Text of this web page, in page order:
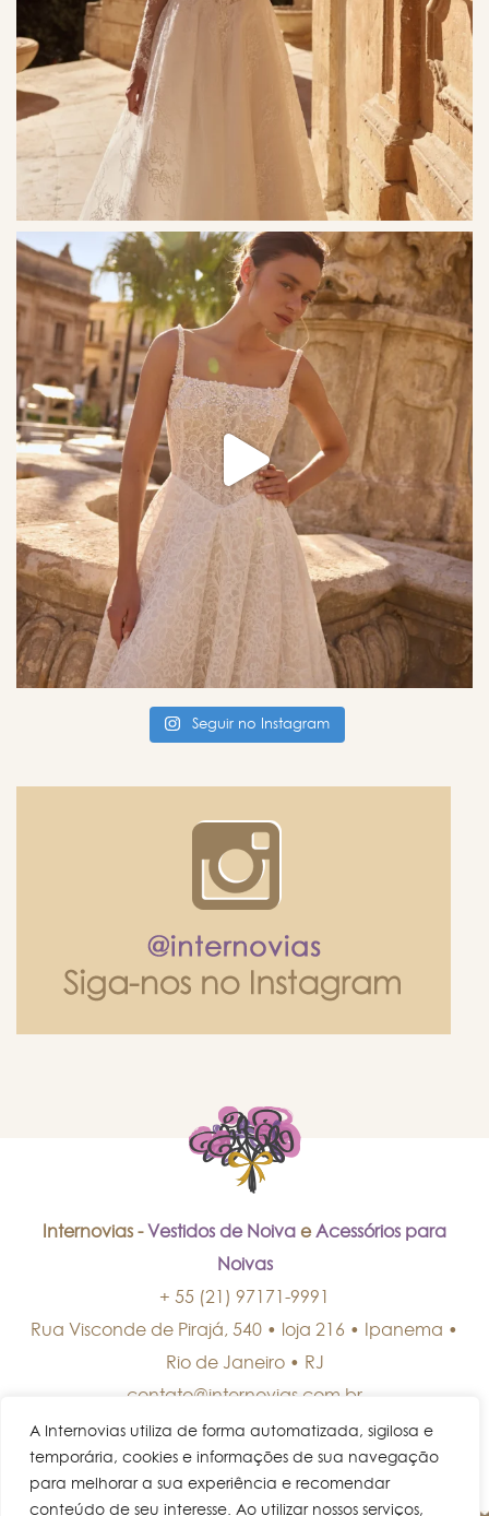
A Internovias utiliza de forma automatizada, sigilosa e
temporária, cookies e informações de sua navegação
para melhorar a sua experiência e recomendar
conteúdo de seu interesse. Ao utilizar nossos serviços,
Seguir no Instagram
Internovias - Vestidos de Noiva eAcessórios para
Noivas
+ 55 (21) 97171-9991
Rua Visconde de Pirajá, 540 • loja 216 • Ipanema •
Rio de Janeiro• RJ
contato@internovias.com.br